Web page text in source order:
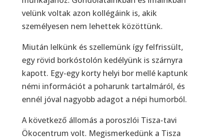
velünk voltak azon kollégáink is, akik
személyesen nem lehettek közöttünk.
Miután lelkünk és szellemünk így felfrissült,
egy rövid borkóstolón kedélyünk is szárnyra
kapott. Egy-egy korty helyi bor mellé kaptunk
némi információt a poharunk tartalmáról, és
ennél jóval nagyobb adagot a népi humorból.
A következő állomás a poroszlói Tisza-tavi
Ökocentrum volt. Megismerkedünk a Tisza